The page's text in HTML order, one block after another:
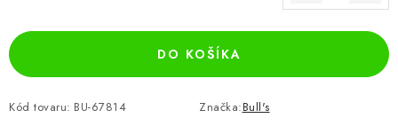
DO KOŠÍKA
Kód tovaru: BU-67814 Značka:Bull's